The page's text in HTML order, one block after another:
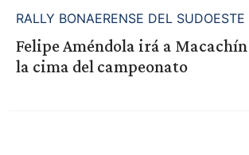
RALLY BONAERENSE DEL SUDOESTE
Felipe Améndola irá a Macachín
la cima del campeonato